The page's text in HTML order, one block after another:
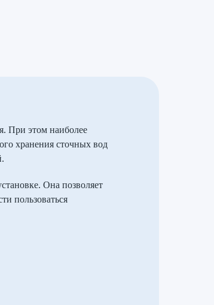
При этом наиболее
хранения сточных вод
Она позволяет
пользоваться